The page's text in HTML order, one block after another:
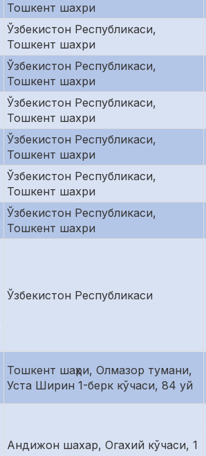
Тошкент шахри
Ўзбекистон Республикаси,
Тошкент шахри
Ўзбекистон Республикаси,
Тошкент шахри
Ўзбекистон Республикаси,
Тошкент шахри
Ўзбекистон Республикаси,
Тошкент шахри
Ўзбекистон Республикаси,
Тошкент шахри
Ўзбекистон Республикаси,
Тошкент шахри
Ўзбекистон Республикаси
Тошкент шаҳри, Олмазор тумани,
Уста Ширин 1-берк кўчаси, 84 уй
Андижон шахар, Огахий кўчаси, 1